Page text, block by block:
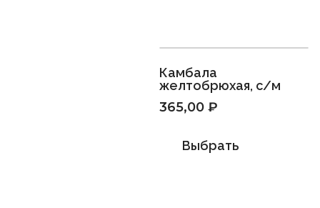
Камбала
желтобрюхая, с/м
365,00 ₽
Выбрать